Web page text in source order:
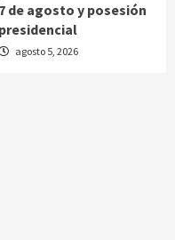
7 de agosto y posesión
presidencial
agosto 5, 2026